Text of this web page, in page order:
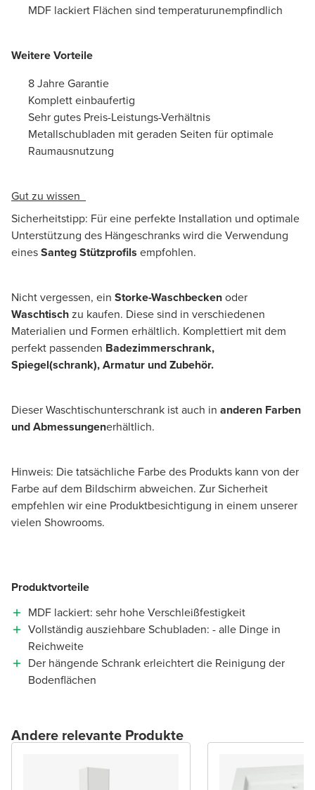
MDF lackiert Flächen sind temperaturunempfindlich
Weitere Vorteile
8 Jahre Garantie
Komplett einbaufertig
Sehr gutes Preis-Leistungs-Verhältnis
Metallschubladen mit geraden Seiten für optimale
Raumausnutzung
Gut zu wissen
Sicherheitstipp: Für eine perfekte Installation und optimale
Unterstützung des Hängeschranks wird die Verwendung
einesSanteg Stützprofils empfohlen.
Nicht vergessen, ein Storke-Waschbeckenoder
Waschtischzu kaufen. Diese sind in verschiedenen
Materialien und Formen erhältlich. Komplettiert mit dem
perfekt passenden Badezimmerschrank,
Spiegel(schrank), Armatur und Zubehör.
Dieser Waschtischunterschrank ist auch in anderen Farben
und Abmessungenerhältlich.
Hinweis: Die tatsächliche Farbe des Produkts kann von der
Farbe auf dem Bildschirm abweichen. Zur Sicherheit
empfehlen wir eine Produktbesichtigung in einem unserer
vielen Showrooms.
Produktvorteile
MDF lackiert: sehr hohe Verschleißfestigkeit
Vollständig ausziehbare Schubladen: - alle Dinge in
Reichweite
Der hängende Schrank erleichtert die Reinigung der
Bodenflächen
Andere relevante Produkte